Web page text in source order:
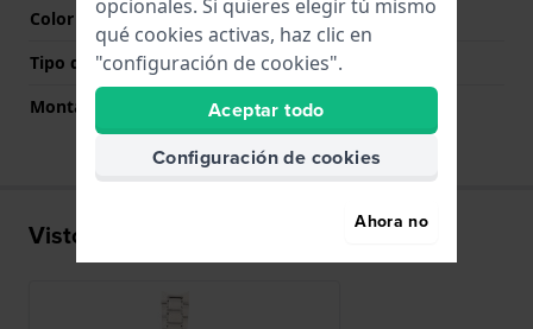
Color del cierre
Gris
Tipo de montaje
Pasadores de resorte
Montaje Recto
No
Visto recientemente
opcionales. Si quieres elegir tú mismo
qué cookies activas, haz clic en
"configuración de cookies".
Aceptar todo
Configuración de cookies
Ahora no